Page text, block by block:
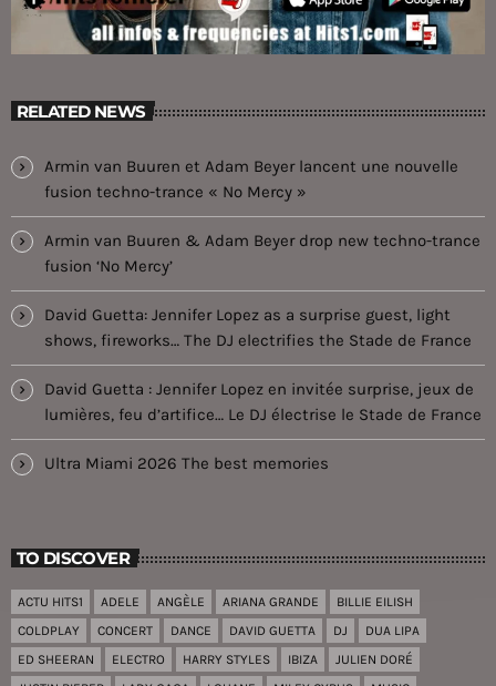
RELATED NEWS
Armin van Buuren et Adam Beyer lancent une nouvelle
fusion techno-trance « No Mercy »
Armin van Buuren & Adam Beyer drop new techno-trance
fusion ‘No Mercy’
David Guetta: Jennifer Lopez as a surprise guest, light
shows, fireworks… The DJ electrifies the Stade de France
David Guetta : Jennifer Lopez en invitée surprise, jeux de
lumières, feu d’artifice… Le DJ électrise le Stade de France
Ultra Miami 2026 The best memories
TO DISCOVER
ACTU HITS1 ADELE ANGÈLE ARIANA GRANDE
BILLIE EILISH
COLDPLAY
CONCERT DANCE DAVID GUETTA DJ
DUA LIPA
ED SHEERAN
ELECTRO HARRY STYLES IBIZA
JULIEN DORÉ